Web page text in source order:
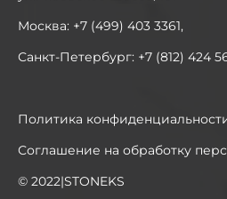
Москва: +7 (499) 403 3361,
Санкт-Петербург: +7 (812) 424
Политика
Соглашение на обработку
© 2022|STONEKS